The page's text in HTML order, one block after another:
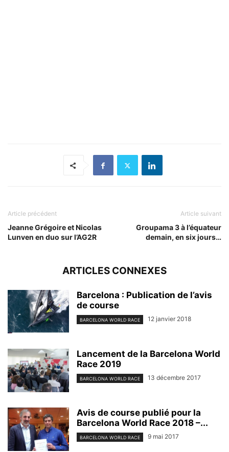
Article précédent
Jeanne Grégoire et Nicolas
Lunven en duo sur l’AG2R
Article suivant
Groupama 3 à l’équateur
demain, en six jours…
ARTICLES CONNEXES
Barcelona : Publication de l’avis
de course
BARCELONA WORLD RACE 12 janvier 2018
Lancement de la Barcelona World
Race 2019
BARCELONA WORLD RACE 13 décembre 2017
Avis de course publié pour la
Barcelona World Race 2018 –...
BARCELONA WORLD RACE 9 mai 2017